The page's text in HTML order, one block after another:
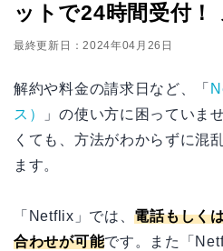
ットで24時間受付！
最終更新日：2024年04月26日
解約や料金の請求日など、「
ス）
」の使い方に困っていま
くても、方法がわからずに混
ます。
「Netflix」では、電話もしく
合わせが可能です。また「